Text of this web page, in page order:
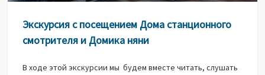
Экскурсия с посещением Дома станционного
смотрителя и Домика няни
В ходе этой экскурсии мы будем вместе читать, слушать